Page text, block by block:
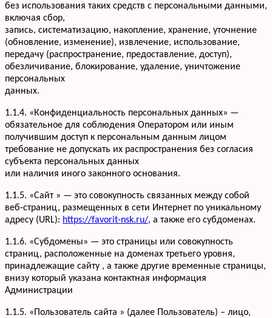
без использования таких средств с персональными данными,
включая сбор,
запись, систематизацию, накопление, хранение, уточнение
(обновление, изменение), извлечение, использование,
передачу (распространение, предоставление, доступ),
обезличивание, блокирование, удаление, уничтожение
персональных
данных.
1.1.4. «Конфиденциальность персональных данных» —
обязательное для соблюдения Оператором или иным
получившим доступ к персональным данным лицом
требование не допускать их распространения без согласия
субъекта персональных данных
или наличия иного законного основания.
1.1.5. «Сайт » — это совокупность связанных между собой
веб-страниц, размещенных в сети Интернет по уникальному
адресу (URL): https://favorit-nsk.ru/, а также его субдоменах.
1.1.6. «Субдомены» — это страницы или совокупность
страниц, расположенные на доменах третьего уровня,
принадлежащие сайту , а также другие временные страницы,
внизу который указана контактная информация
Администрации
1.1.5. «Пользователь сайта » (далее Пользователь) – лицо,